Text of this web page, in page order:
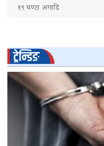
१९ घण्टा अगाडि
ट्रेन्डिङ